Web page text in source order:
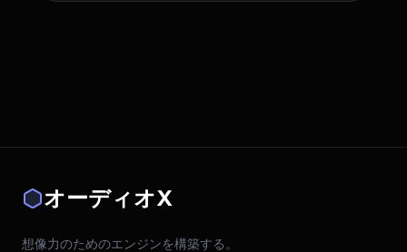
オーディオX
想像力のためのエンジンを構築する。